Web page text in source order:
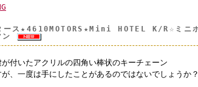
ース★4610MOTORS★Mini HOTEL K/R☆ミニ
ン
付いたアクリルの四角い棒状のキーチェーン
、一度は手にしたことがあるのではないでしょうか？